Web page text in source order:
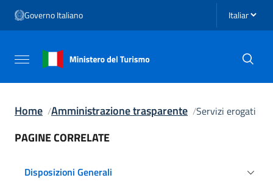
Vai al menu di navigazione
Vai al footer
Governo Italiano Seleziona
Attiva / disattiva la navigazione
Home Amministrazione trasparente Servizi erogati
PAGINE CORRELATE
Disposizioni Generali